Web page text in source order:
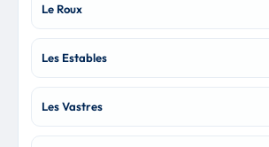
Le Roux
Les Estables
Les Vastres